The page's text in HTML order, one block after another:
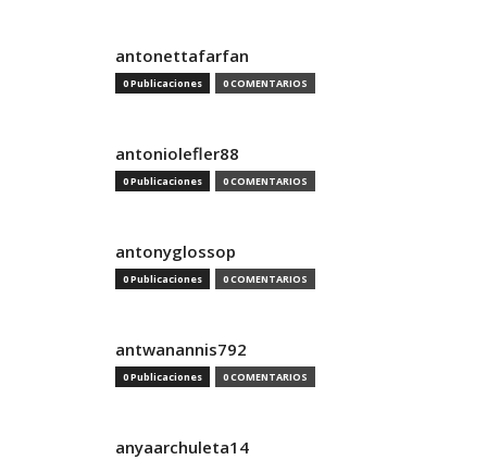
antonettafarfan
0 Publicaciones 0 COMENTARIOS
antoniolefler88
0 Publicaciones 0 COMENTARIOS
antonyglossop
0 Publicaciones 0 COMENTARIOS
antwanannis792
0 Publicaciones 0 COMENTARIOS
anyaarchuleta14